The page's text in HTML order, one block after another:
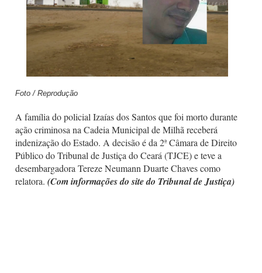
Foto / Reprodução
A família do policial Izaías dos Santos que foi morto durante
ação criminosa na Cadeia Municipal de Milhã receberá
indenização do Estado. A decisão é da 2ª Câmara de Direito
Público do Tribunal de Justiça do Ceará (TJCE) e teve a
desembargadora Tereze Neumann Duarte Chaves como
relatora. (Com informações do site do Tribunal de Justiça)